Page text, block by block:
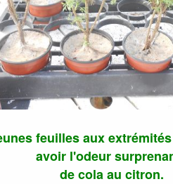
feuilles aux
avoir l'odeur
de cola au citron.